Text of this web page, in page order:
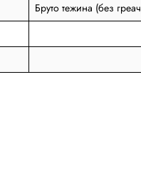
Бруто тежина (без